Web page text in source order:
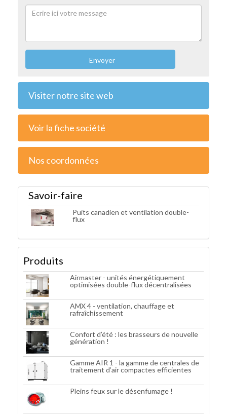
Envoyer
Visiter notre site web
Voir la fiche société
Nos coordonnées
Savoir-faire
Puits canadien et ventilation double-
flux
Produits
Airmaster - unités énergétiquement
optimisées double-flux décentralisées
AMX 4 - ventilation, chauffage et
rafraîchissement
Confort d’été : les brasseurs de nouvelle
génération !
Gamme AIR 1 - la gamme de centrales de
traitement d’air compactes efficientes
Pleins feux sur le désenfumage !